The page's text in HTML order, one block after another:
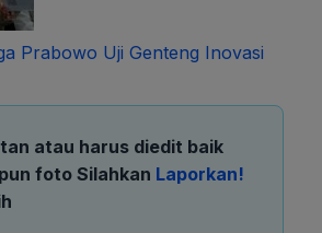
Prabowo Uji Genteng Inovasi
atau harus diedit baik
foto Silahkan Laporkan!